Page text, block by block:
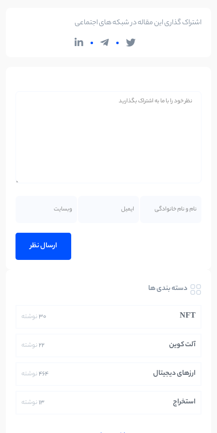
اشتراک گذاری این مقاله در شبکه های اجتماعی
دسته بندی ها
NFT
30نوشته
آلت کوین 22نوشته
ارزهای دیجیتال 464نوشته
استخراج 13نوشته